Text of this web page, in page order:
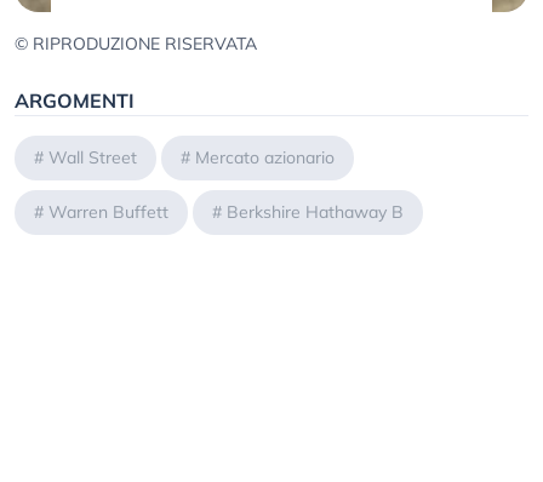
© RIPRODUZIONE RISERVATA
ARGOMENTI
# Wall Street # Mercato azionario
# Warren Buffett # Berkshire Hathaway B